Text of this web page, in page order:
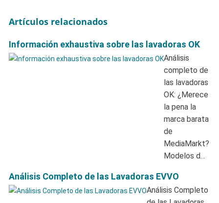
Artículos relacionados
Información exhaustiva sobre las lavadoras OK
Análisis
completo de
las lavadoras
OK: ¿Merece
la pena la
marca barata
de
MediaMarkt?
Modelos d…
Análisis Completo de las Lavadoras EVVO
Análisis Completo